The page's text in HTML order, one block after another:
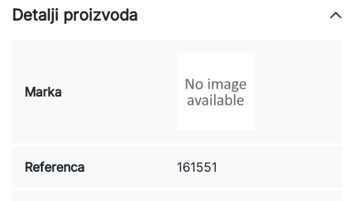
Detalji proizvoda
Marka
Referenca 161551